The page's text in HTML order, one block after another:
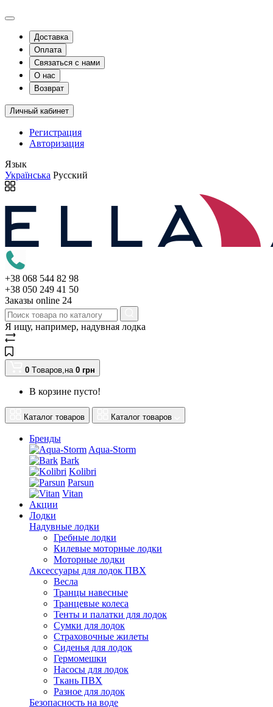
Доставка
Оплата
Связаться с нами
О нас
Возврат
Личный кабинет
Регистрация
Авторизация
Язык
Українська Русский
+38 068 544 82 98
+38 050 249 41 50
Заказы оnline 24
Я ищу, например, надувная лодка
0 Tоваров,на 0 грн
В корзине пусто!
Каталог товаров Каталог товаров
Бренды
Aqua-Storm
Bark
Kolibri
Parsun
Vitan
Акции
Лодки
Надувные лодки
Гребные лодки
Килевые моторные лодки
Моторные лодки
Аксессуары для лодок ПВХ
Весла
Транцы навесные
Транцевые колеса
Тенты и палатки для лодок
Сумки для лодок
Страховочные жилеты
Сиденья для лодок
Гермомешки
Насосы для лодок
Ткань ПВХ
Разное для лодок
Безопасность на воде